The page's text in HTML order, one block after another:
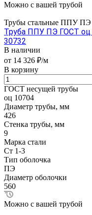
Можно с вашей трубой
Трубы стальные ППУ ПЭ
Труба ППУ ПЭ ГОСТ оц
30732
В наличии
от 14 326 ₽/м
В корзину
ГОСТ несущей трубы
оц 10704
Диаметр трубы, мм
426
Стенка трубы, мм
9
Марка стали
Ст 1-3
Тип оболочка
ПЭ
Диаметр оболочки
560
Можно с вашей трубой